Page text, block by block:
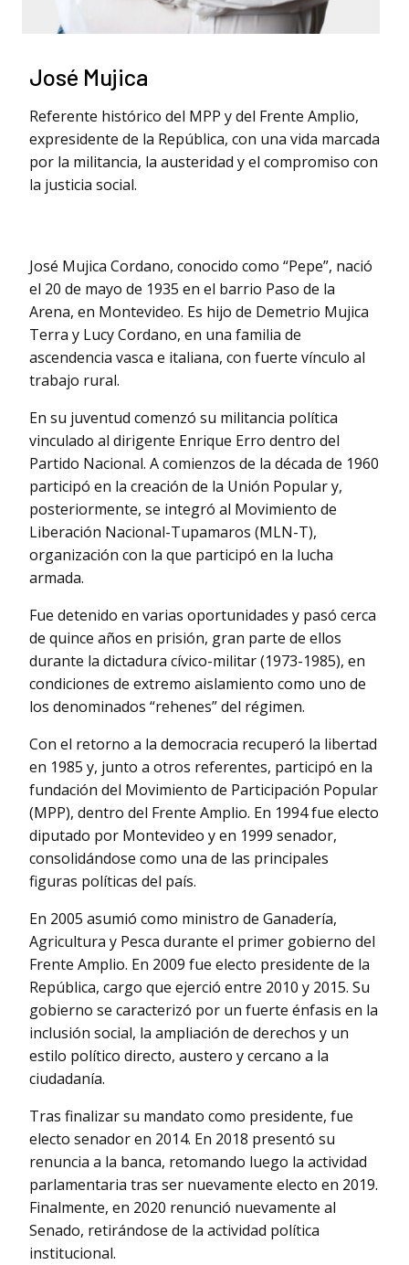
José Mujica
Referente histórico del MPP y del Frente Amplio,
expresidente de la República, con una vida marcada
por la militancia, la austeridad y el compromiso con
la justicia social.
José Mujica Cordano, conocido como “Pepe”, nació
el 20 de mayo de 1935 en el barrio Paso de la
Arena, en Montevideo. Es hijo de Demetrio Mujica
Terra y Lucy Cordano, en una familia de
ascendencia vasca e italiana, con fuerte vínculo al
trabajo rural.
En su juventud comenzó su militancia política
vinculado al dirigente Enrique Erro dentro del
Partido Nacional. A comienzos de la década de 1960
participó en la creación de la Unión Popular y,
posteriormente, se integró al Movimiento de
Liberación Nacional-Tupamaros (MLN-T),
organización con la que participó en la lucha
armada.
Fue detenido en varias oportunidades y pasó cerca
de quince años en prisión, gran parte de ellos
durante la dictadura cívico-militar (1973-1985), en
condiciones de extremo aislamiento como uno de
los denominados “rehenes” del régimen.
Con el retorno a la democracia recuperó la libertad
en 1985 y, junto a otros referentes, participó en la
fundación del Movimiento de Participación Popular
(MPP), dentro del Frente Amplio. En 1994 fue electo
diputado por Montevideo y en 1999 senador,
consolidándose como una de las principales
figuras políticas del país.
En 2005 asumió como ministro de Ganadería,
Agricultura y Pesca durante el primer gobierno del
Frente Amplio. En 2009 fue electo presidente de la
República, cargo que ejerció entre 2010 y 2015. Su
gobierno se caracterizó por un fuerte énfasis en la
inclusión social, la ampliación de derechos y un
estilo político directo, austero y cercano a la
ciudadanía.
Tras finalizar su mandato como presidente, fue
electo senador en 2014. En 2018 presentó su
renuncia a la banca, retomando luego la actividad
parlamentaria tras ser nuevamente electo en 2019.
Finalmente, en 2020 renunció nuevamente al
Senado, retirándose de la actividad política
institucional.